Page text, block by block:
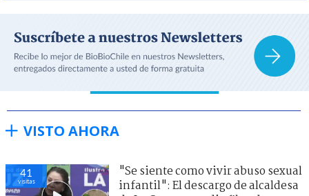
VISTO AHORA
41
visitas
"Se siente como vivir abuso sexual
infantil": El descargo de alcaldesa